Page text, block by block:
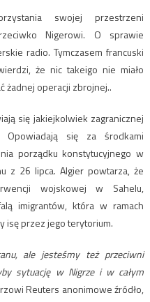
swojej przestrzeni
Nigerowi. O sprawie
radio. Tymczasem francuski
że nic takeigo nie miało
żadnej operacji zbrojnej..
się jakiejkolwiek zagranicznej
się za środkami
porządku konstytucyjnego w
z 26 lipca. Algier powtarza, że
wojskowej w Sahelu,
imigrantów, która w ramach
isę przez jego terytorium.
ale jesteśmy też przeciwni
sytuację w Nigrze i w całym
Reuters anonimowe źródło,